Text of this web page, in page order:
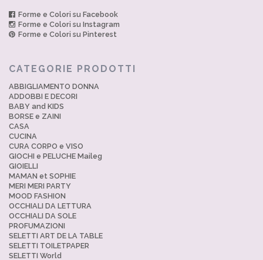
Forme e Colori su Facebook
Forme e Colori su Instagram
Forme e Colori su Pinterest
CATEGORIE PRODOTTI
ABBIGLIAMENTO DONNA
ADDOBBI E DECORI
BABY and KIDS
BORSE e ZAINI
CASA
CUCINA
CURA CORPO e VISO
GIOCHI e PELUCHE Maileg
GIOIELLI
MAMAN et SOPHIE
MERI MERI PARTY
MOOD FASHION
OCCHIALI DA LETTURA
OCCHIALI DA SOLE
PROFUMAZIONI
SELETTI ART DE LA TABLE
SELETTI TOILETPAPER
SELETTI World